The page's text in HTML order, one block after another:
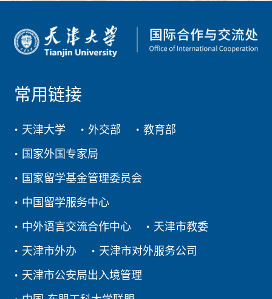
常用链接
天津大学 外交部
教育部
国家外国专家局
国家留学基金管理委员会
中国留学服务中心
中外语言交流合作中心
天津市教委
天津市外办
天津市对外服务公司
天津市公安局出入境管理